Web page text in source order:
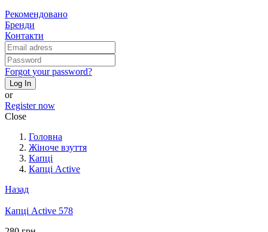
Рекомендовано
Бренди
Контакти
Forgot your password?
Log In
or
Register now
Close
Головна
Жіноче взуття
Капці
Капці Active
Назад
Капці Active 578